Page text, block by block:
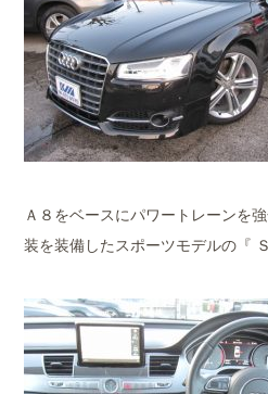
Ａ８をベースにパワートレーンを
装を装備したスポーツモデルの『